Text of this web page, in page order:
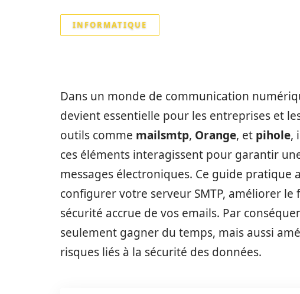
INFORMATIQUE
Dans un monde de communication
devient essentielle pour les entreprises et
outils comme mailsmtp, Orange, et pihole,
ces éléments interagissent pour garantir
messages électroniques. Ce guide
configurer votre serveur SMTP, améliorer
sécurité accrue de vos emails. Par
seulement gagner du temps, mais aussi
risques liés à la sécurité des données.